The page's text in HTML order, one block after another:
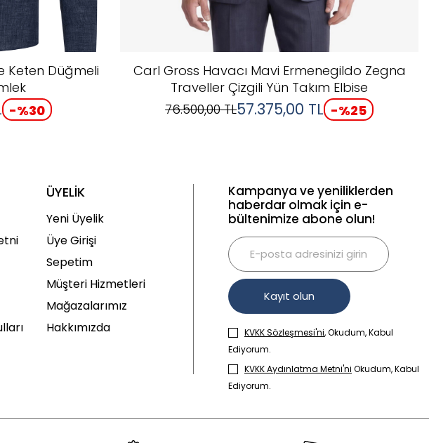
Keten Düğmeli
-%30
Carl Gross Havacı Mavi Ermenegildo Zegna
Traveller Çizgili Yün Takım Elbise
76.500,00TL57.375,00 TL -%25
ÜYELİK
Yeni Üyelik
Üye Girişi
Sepetim
Müşteri Hizmetleri
Mağazalarımız
Hakkımızda
Kampanya ve yeniliklerden
haberdar olmak için e-
bültenimize abone olun!
Kayıt olun
KVKK Sözleşmesi'ni, Okudum, Kabul
Ediyorum.
KVKK Aydınlatma Metni'ni Okudum, Kabul
Ediyorum.